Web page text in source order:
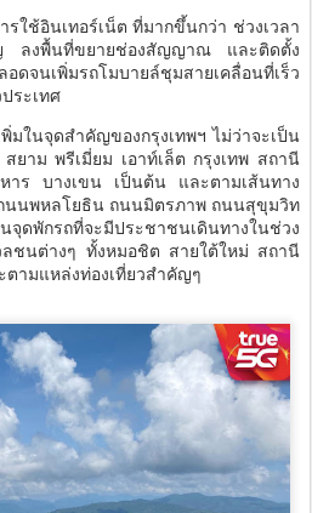
รใช้อินเทอร์เน็ต ที่มากขึ้นกว่า ช่วงเวลา
ลงพื้นที่ขยายช่องสัญญาณ และติดตั้ง
นเพิ่มรถโมบายล์ชุมสายเคลื่อนที่เร็ว
ระเทศ
มในจุดสำคัญของกรุงเทพฯ ไม่ว่าจะเป็น
ยาม พรีเมี่ยม เอาท์เล็ต กรุงเทพ สถานี
าร บางเขน เป็นต้น และตามเส้นทาง
นนพหลโยธิน ถนนมิตรภาพ ถนนสุขุมวิท
ดพักรถที่จะมีประชาชนเดินทางในช่วง
ชนต่างๆ ทั้งหมอชิต สายใต้ใหม่ สถานี
ามแหล่งท่องเที่ยวสำคัญๆ